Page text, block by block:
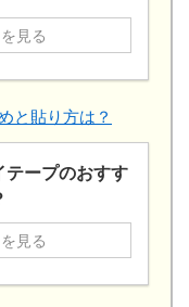
見る
と貼り方は？
テープのおすす
見る